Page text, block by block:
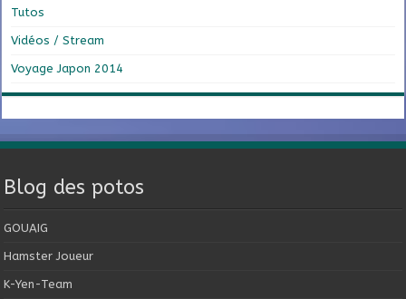
Tutos
Vidéos / Stream
Voyage Japon 2014
Blog des potos
GOUAIG
Hamster Joueur
K-Yen-Team